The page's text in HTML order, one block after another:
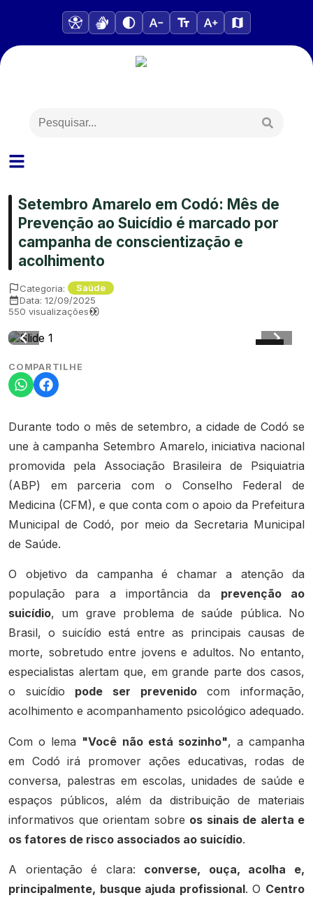
Setembro Amarelo em Codó: Mês de
Prevenção ao Suicídio é marcado por
campanha de conscientização e
acolhimento
Categoria: Saúde
Data: 12/09/2025
550 visualizações
COMPARTILHE
Durante todo o mês de setembro, a cidade de Codó se
une à campanha Setembro Amarelo, iniciativa nacional
promovida pela Associação Brasileira de Psiquiatria
(ABP) em parceria com o Conselho Federal de
Medicina (CFM), e que conta com o apoio da Prefeitura
Municipal de Codó, por meio da Secretaria Municipal
de Saúde.
O objetivo da campanha é chamar a atenção da
população para a importância da prevenção ao
suicídio, um grave problema de saúde pública. No
Brasil, o suicídio está entre as principais causas de
morte, sobretudo entre jovens e adultos. No entanto,
especialistas alertam que, em grande parte dos casos,
o suicídio pode ser prevenidocom informação,
acolhimento e acompanhamento psicológico adequado.
Com o lema "Você não está sozinho", a campanha
em Codó irá promover ações educativas, rodas de
conversa, palestras em escolas, unidades de saúde e
espaços públicos, além da distribuição de materiais
informativos que orientam sobre os sinais de alerta e
os fatores de risco associados ao suicídio.
A orientação é clara: converse, ouça, acolha e,
principalmente, busque ajuda profissional. O Centro